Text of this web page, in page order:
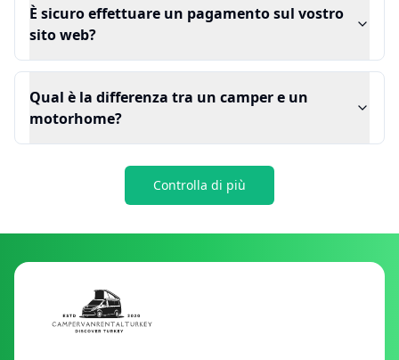
È sicuro effettuare un pagamento sul vostro
sito web?
Qual è la differenza tra un camper e un
motorhome?
Controlla di più